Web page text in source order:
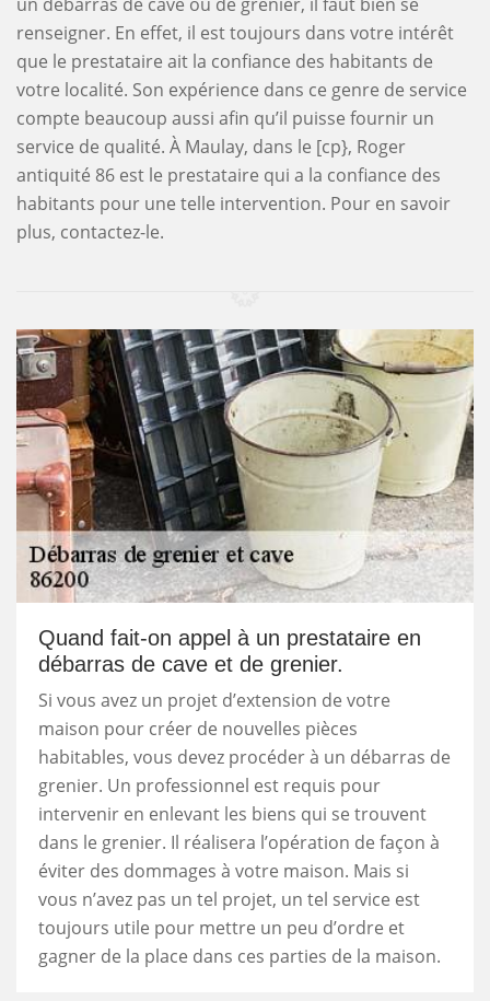
renseigner. En effet, il est toujours dans votre intérêt
que le prestataire ait la confiance des habitants de
votre localité. Son expérience dans ce genre de service
compte beaucoup aussi afin qu’il puisse fournir un
service de qualité. À Maulay, dans le [cp}, Roger
antiquité 86 est le prestataire qui a la confiance des
habitants pour une telle intervention. Pour en savoir
plus, contactez-le.
Quand fait-on appel à un prestataire en
débarras de cave et de grenier.
Si vous avez un projet d’extension de votre
maison pour créer de nouvelles pièces
habitables, vous devez procéder à un débarras de
grenier. Un professionnel est requis pour
intervenir en enlevant les biens qui se trouvent
dans le grenier. Il réalisera l’opération de façon à
éviter des dommages à votre maison. Mais si
vous n’avez pas un tel projet, un tel service est
toujours utile pour mettre un peu d’ordre et
gagner de la place dans ces parties de la maison.